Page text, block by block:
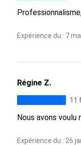
Expérience du : 7
Régine Z.
11
Nous avons
Expérience du : 26